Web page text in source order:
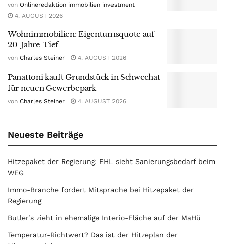
von Onlineredaktion immobilien investment
4. AUGUST 2026
Wohnimmobilien: Eigentumsquote auf
20-Jahre-Tief
von Charles Steiner 4. AUGUST 2026
Panattoni kauft Grundstück in Schwechat
für neuen Gewerbepark
von Charles Steiner 4. AUGUST 2026
Neueste Beiträge
Hitzepaket der Regierung: EHL sieht Sanierungsbedarf beim
WEG
Immo-Branche fordert Mitsprache bei Hitzepaket der
Regierung
Butler’s zieht in ehemalige Interio-Fläche auf der MaHü
Temperatur-Richtwert? Das ist der Hitzeplan der